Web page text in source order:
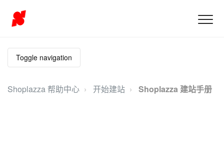
Toggle navigation
Shoplazza 帮助中心 开始建站 Shoplazza 建站手册